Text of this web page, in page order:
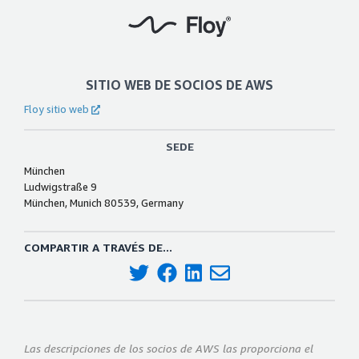
SITIO WEB DE SOCIOS DE AWS
Floy sitio web
SEDE
München
Ludwigstraße 9
München, Munich 80539, Germany
COMPARTIR A TRAVÉS DE...
Las descripciones de los socios de AWS las proporciona el